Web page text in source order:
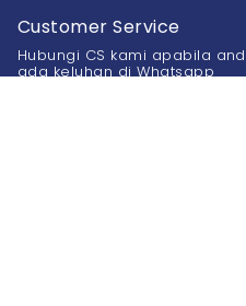
Customer Service
Hubungi CS kami apabila
ada keluhan di Whatsapp